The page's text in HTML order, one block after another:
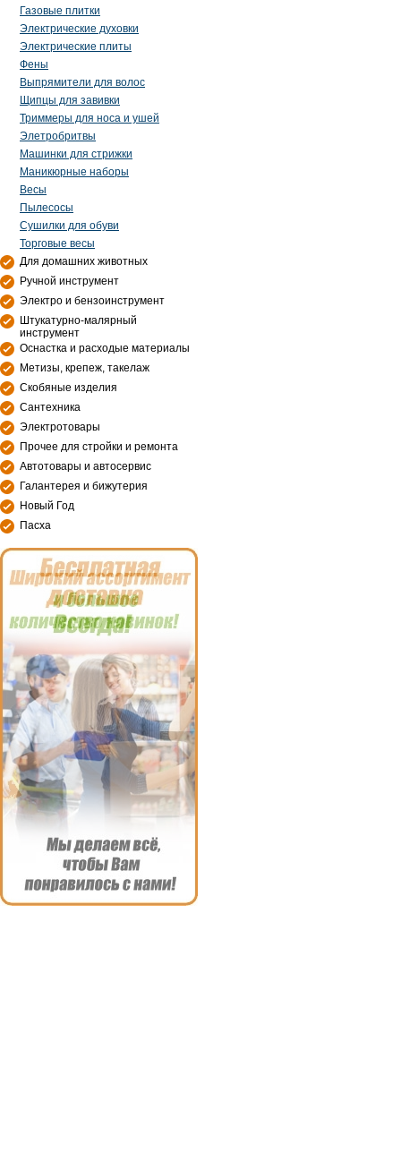
Газовые плитки
Электрические духовки
Электрические плиты
Фены
Выпрямители для волос
Щипцы для завивки
Триммеры для носа и ушей
Элетробритвы
Машинки для стрижки
Маникюрные наборы
Весы
Пылесосы
Сушилки для обуви
Торговые весы
Для домашних животных
Ручной инструмент
Электро и бензоинструмент
Штукатурно-малярный
инструмент
Оснастка и расходые материалы
Метизы, крепеж, такелаж
Скобяные изделия
Сантехника
Электротовары
Прочее для стройки и ремонта
Автотовары и автосервис
Галантерея и бижутерия
Новый Год
Пасха